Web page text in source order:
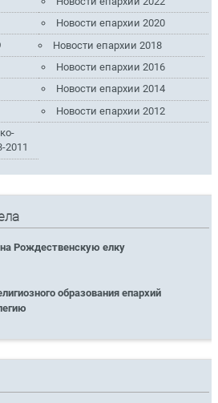
Новости епархии 2020
Новости епархии 2018
Новости епархии 2016
Новости епархии 2014
Новости епархии 2012
2011
Рождественскую елку
образования епархий